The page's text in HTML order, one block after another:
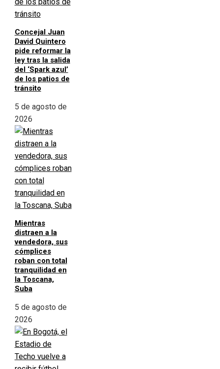
Concejal Juan
David Quintero
pide reformar la
ley tras la salida
del ‘Spark azul’
de los patios de
tránsito
5 de agosto de
2026
Mientras
distraen a la
vendedora, sus
cómplices
roban con total
tranquilidad en
la Toscana,
Suba
5 de agosto de
2026